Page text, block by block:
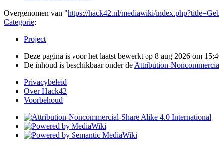
Overgenomen van "https://hack42.nl/mediawiki/
Categorie:
Project
Deze pagina is voor het laatst bewerkt op 8 aug 2026 om
De inhoud is beschikbaar onder de Attribution-
Privacybeleid
Over Hack42
Voorbehoud